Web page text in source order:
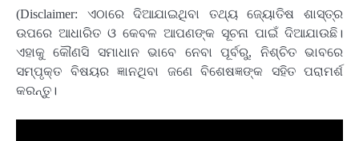
(Disclaimer: ଏଠାରେ ଦିଆଯାଇଥିବା ତଥ୍ୟ ଜ୍ୟୋତିଷ ଶାସ୍ତ୍ର
ଉପରେ ଆଧାରିତ ଓ କେବଳ ଆପଣଙ୍କ ସୂଚନା ପାଇଁ ଦିଆଯାଉଛି।
ଏହାକୁ କୌଣସି ସମାଧାନ ଭାବେ ନେବା ପୂର୍ବରୁ, ନିଶ୍ଚିତ ଭାବରେ
ସମ୍ପୃକ୍ତ ବିଷୟର ଜ୍ଞାନଥିବା ଜଣେ ବିଶେଷଜ୍ଞଙ୍କ ସହିତ ପରାମର୍ଶ
କରନ୍ତୁ।